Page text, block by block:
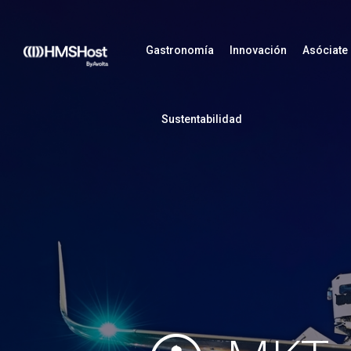
Gastronomía Innovación Asóciate
Sustentabilidad